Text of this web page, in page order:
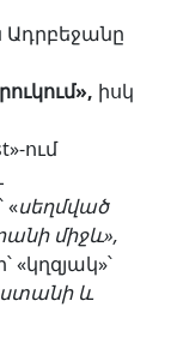
Ադրբեջանը
իսկ
ում
«սեղմված
միջև»,
«կղզյակ»՝
և